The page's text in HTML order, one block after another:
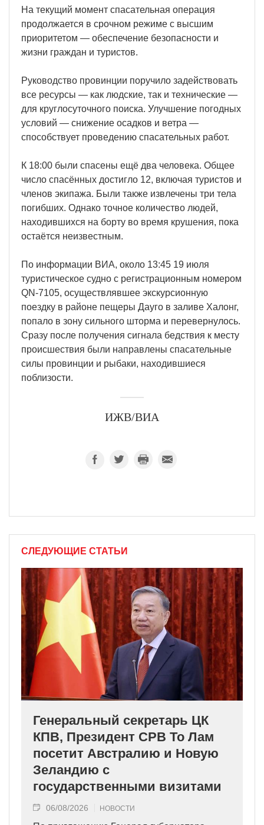
На текущий момент спасательная операция
продолжается в срочном режиме с высшим
приоритетом — обеспечение безопасности и
жизни граждан и туристов.
Руководство провинции поручило задействовать
все ресурсы — как людские, так и технические —
для круглосуточного поиска. Улучшение погодных
условий — снижение осадков и ветра —
способствует проведению спасательных работ.
К 18:00 были спасены ещё два человека. Общее
число спасённых достигло 12, включая туристов и
членов экипажа. Были также извлечены три тела
погибших. Однако точное количество людей,
находившихся на борту во время крушения, пока
остаётся неизвестным.
По информации ВИА, около 13:45 19 июля
туристическое судно с регистрационным номером
QN-7105, осуществлявшее экскурсионную
поездку в районе пещеры Дауго в заливе Халонг,
попало в зону сильного шторма и перевернулось.
Сразу после получения сигнала бедствия к месту
происшествия были направлены спасательные
силы провинции и рыбаки, находившиеся
поблизости.
ИЖВ/ВИА
СЛЕДУЮЩИЕ СТАТЬИ
Генеральный секретарь ЦК
КПВ, Президент СРВ То Лам
посетит Австралию и Новую
Зеландию с
государственными визитами
06/08/2026 НОВОСТИ